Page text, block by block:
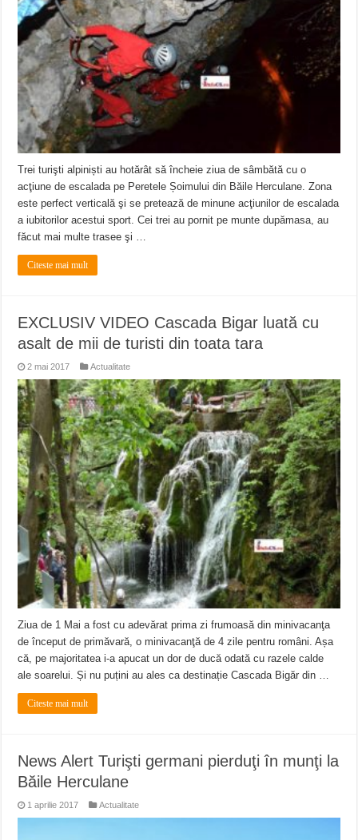
Trei turişti alpiniști au hotărât să încheie ziua de sâmbătă cu o
acţiune de escalada pe Peretele Șoimului din Băile Herculane. Zona
este perfect verticală şi se pretează de minune acţiunilor de escalada
a iubitorilor acestui sport. Cei trei au pornit pe munte dupămasa, au
făcut mai multe trasee şi …
Citeste mai mult
EXCLUSIV VIDEO Cascada Bigar luată cu
asalt de mii de turisti din toata tara
2 mai 2017 Actualitate
Ziua de 1 Mai a fost cu adevărat prima zi frumoasă din minivacanţa
de început de primăvară, o minivacanţă de 4 zile pentru români. Așa
că, pe majoritatea i-a apucat un dor de ducă odată cu razele calde
ale soarelui. Și nu puțini au ales ca destinație Cascada Bigăr din …
Citeste mai mult
News Alert Turişti germani pierduţi în munţi la
Băile Herculane
1 aprilie 2017 Actualitate